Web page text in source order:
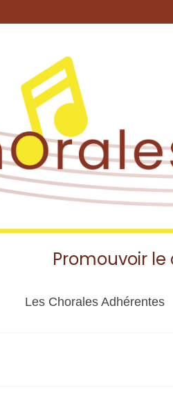
Promouvoir
Les Chorales Adhérentes